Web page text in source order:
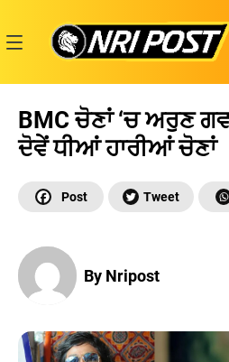
content
BMC ਚੋਣਾਂ ‘ਚ ਅਰੁਣ
ਦੋਵੇਂ ਧੀਆਂ ਹਾਰੀਆਂ ਚੋਣਾਂ
By Nripost